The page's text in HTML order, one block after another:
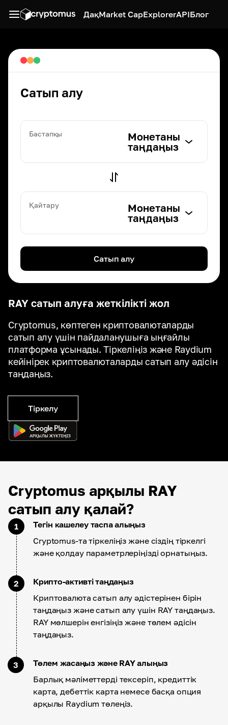
ДақMarket CapExplorerAPIБлог
RAY сатып алуға жеткілікті жол
Cryptomus, көптеген криптовалюталарды
сатып алу үшін пайдаланушыға ыңғайлы
платформа ұсынады. Тіркеліңіз және Raydium
кейінірек криптовалюталарды сатып алу әдісін
таңдаңыз.
Тіркелу
Сатып алу
Бастапқы
Монетаны
таңдаңыз
Қайтару
Монетаны
таңдаңыз
Сатып алу
Cryptomus арқылы RAY
сатып алу қалай?
1
Тегін кашелеу таспа алыңыз
Cryptomus-та тіркеліңіз және сіздің тіркелгі
және қолдау параметрлеріңізді орнатыңыз.
2
Крипто-активті таңдаңыз
Криптовалюта сатып алу әдістерінен бірін
таңдаңыз және сатып алу үшін RAY таңдаңыз.
RAY мөлшерін енгізіңіз және төлем әдісін
таңдаңыз.
3
Төлем жасаңыз және RAY алыңыз
Барлық мәліметтерді тексеріп, кредиттік
карта, дебеттік карта немесе басқа опция
арқылы Raydium төлеңіз.